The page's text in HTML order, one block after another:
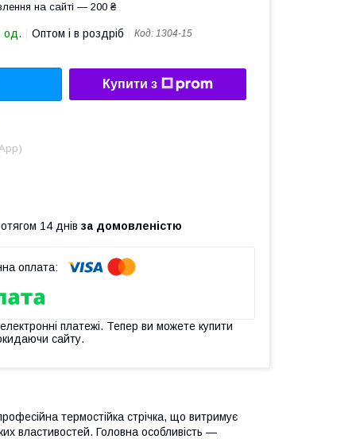
на сайті — 200 ₴
од. Оптом і в роздріб Код: 1304-15
Купити з
14 днів за домовленістю
платежі. Тепер ви можете купити
сайту.
термостійка стрічка, що витримує
властивостей. Головна особливість —